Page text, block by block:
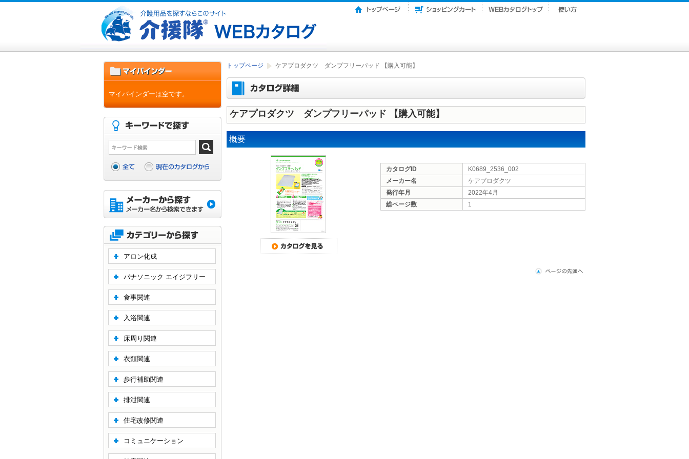
トップページ ケアプロダクツ ダンプフリーパッド 【購入可能】
ケアプロダクツ ダンプフリーパッド 【購入可能】
概要
カタログID
K0689_2536_002
メーカー名
ケアプロダクツ
発行年月
2022年4月
総ページ数
1
マイバインダーは空です。
アロン化成
パナソニック エイジフリー
食事関連
入浴関連
床周り関連
衣類関連
歩行補助関連
排泄関連
住宅改修関連
コミュニケーション